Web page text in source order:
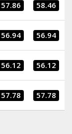
57.86 58.46
56.94 56.94
56.12 56.12
57.78 57.78